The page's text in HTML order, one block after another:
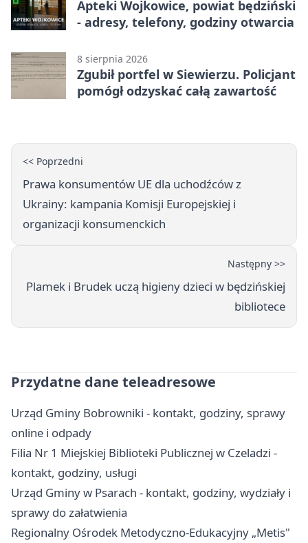
Apteki Wojkowice, powiat będziński
- adresy, telefony, godziny otwarcia
8 sierpnia 2026
Zgubił portfel w Siewierzu. Policjant
pomógł odzyskać całą zawartość
<< Poprzedni
Prawa konsumentów UE dla uchodźców z
Ukrainy: kampania Komisji Europejskiej i
organizacji konsumenckich
Następny >>
Plamek i Brudek uczą higieny dzieci w będzińskiej
bibliotece
Przydatne dane teleadresowe
Urząd Gminy Bobrowniki - kontakt, godziny, sprawy
online i odpady
Filia Nr 1 Miejskiej Biblioteki Publicznej w Czeladzi -
kontakt, godziny, usługi
Urząd Gminy w Psarach - kontakt, godziny, wydziały i
sprawy do załatwienia
Regionalny Ośrodek Metodyczno-Edukacyjny „Metis"